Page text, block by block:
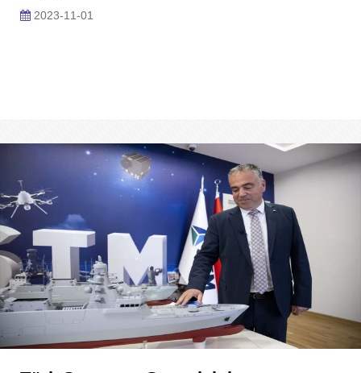
2023-11-01